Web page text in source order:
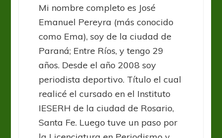
Mi nombre completo es José
Emanuel Pereyra (más conocido
como Ema), soy de la ciudad de
Paraná; Entre Ríos, y tengo 29
años. Desde el año 2008 soy
periodista deportivo. Título el cual
realicé el cursado en el Instituto
IESERH de la ciudad de Rosario,
Santa Fe. Luego tuve un paso por